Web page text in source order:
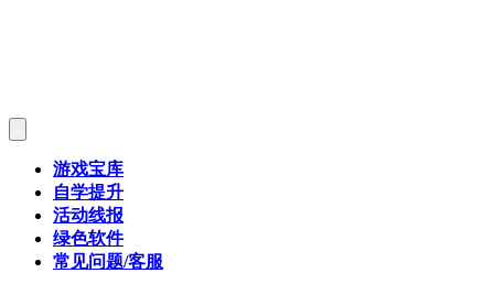
游戏宝库
自学提升
活动线报
绿色软件
常见问题/客服